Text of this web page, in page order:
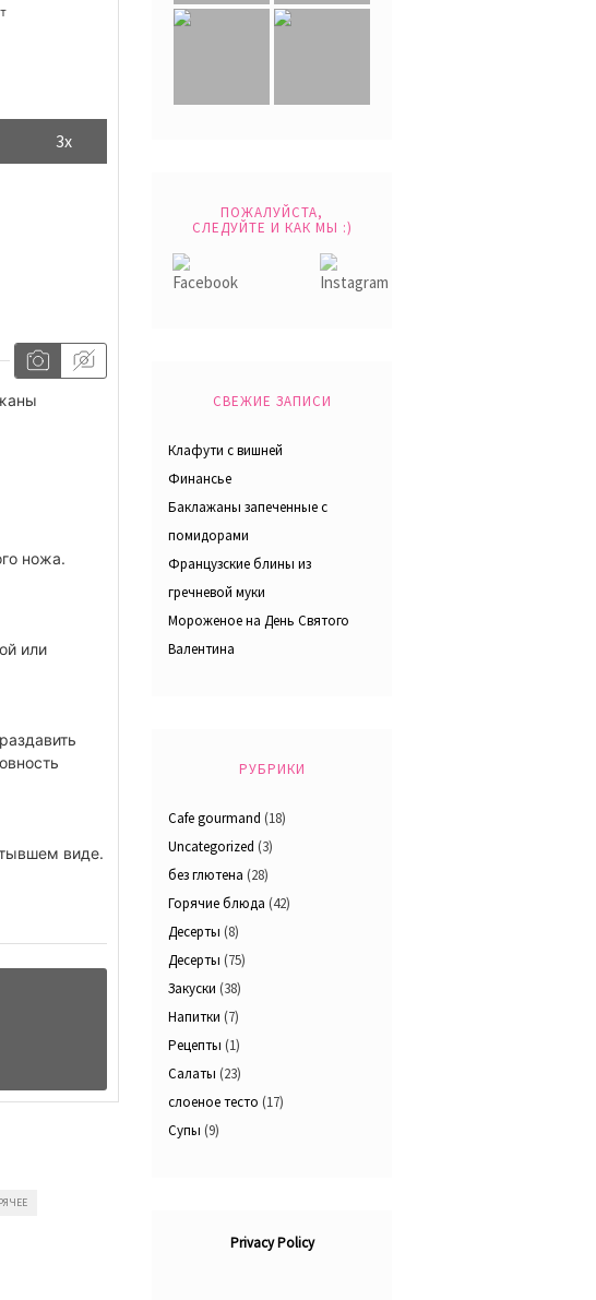
3x
ножа.
или
виде.
ПОЖАЛУЙСТА,
СЛЕДУЙТЕ И КАК МЫ :)
СВЕЖИЕ ЗАПИСИ
Клафути с вишней
Финансье
Баклажаны запеченные с
помидорами
Французские блины из
гречневой муки
Мороженое на День Святого
Валентина
РУБРИКИ
Cafe gourmand (18)
Uncategorized (3)
без глютена (28)
Горячие блюда (42)
Десерты (8)
Десерты (75)
Закуски (38)
Напитки (7)
Рецепты (1)
Салаты (23)
слоеное тесто (17)
Супы (9)
Privacy Policy